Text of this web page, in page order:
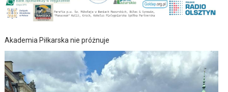
Akademia Piłkarska nie próżnuje